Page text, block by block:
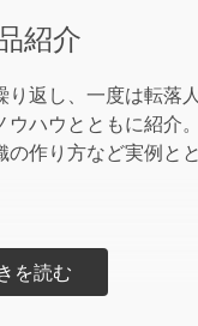
or
decrease
volume.
紹介
返し、一度は転落
ハウとともに紹介。
作り方など実例と